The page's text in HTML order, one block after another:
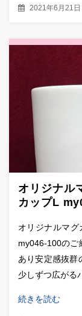
2021年6月21日
オリジナル
カップL
オリジナルマ
my046-100のご
あり安定感抜群
少しずつ広がる
続きを読む